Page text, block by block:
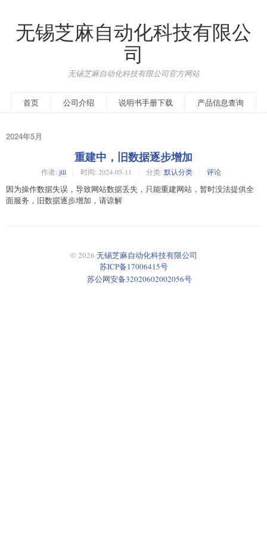
无锡芝麻自动化科技有限公
司
无锡芝麻自动化科技有限公司官方网站
首页 公司介绍 说明书手册下载 产品信息查询
2024年5月
重建中，旧数据逐步增加
作者: jili 时间: 2024-05-11 分类: 默认分类 评论
因为操作数据失误，导致网站数据丢失，只能重建网站，暂时没法提供全
面服务，旧数据逐步增加，请谅解
© 2026 无锡芝麻自动化科技有限公司
苏ICP备17006415号
苏公网安备32020602002056号